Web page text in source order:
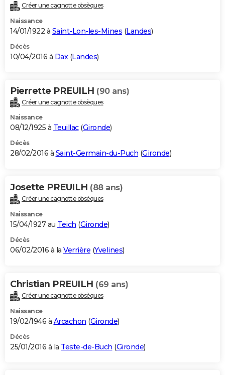
Créer une cagnotte obsèques
Naissance
14/01/1922 à Saint-Lon-les-Mines (Landes)
Décès
10/04/2016 à Dax (Landes)
Pierrette PREUILH (90 ans)
Créer une cagnotte obsèques
Naissance
08/12/1925 à Teuillac(Gironde)
Décès
28/02/2016 à Saint-Germain-du-Puch (Gironde)
Josette PREUILH (88 ans)
Créer une cagnotte obsèques
Naissance
15/04/1927 au Teich (Gironde)
Décès
06/02/2016 à la Verrière (Yvelines)
Christian PREUILH (69 ans)
Créer une cagnotte obsèques
Naissance
19/02/1946 à Arcachon (Gironde)
Décès
25/01/2016 à la Teste-de-Buch (Gironde)